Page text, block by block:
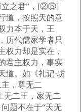
立之君”，[②⑤]
道，按照天的意
力本于天，王
历代儒家学者只
权力却是实在，
君主权力，事实
道。如《礼记·坊
，尊无二
无二王，家无二
题不在于“天无